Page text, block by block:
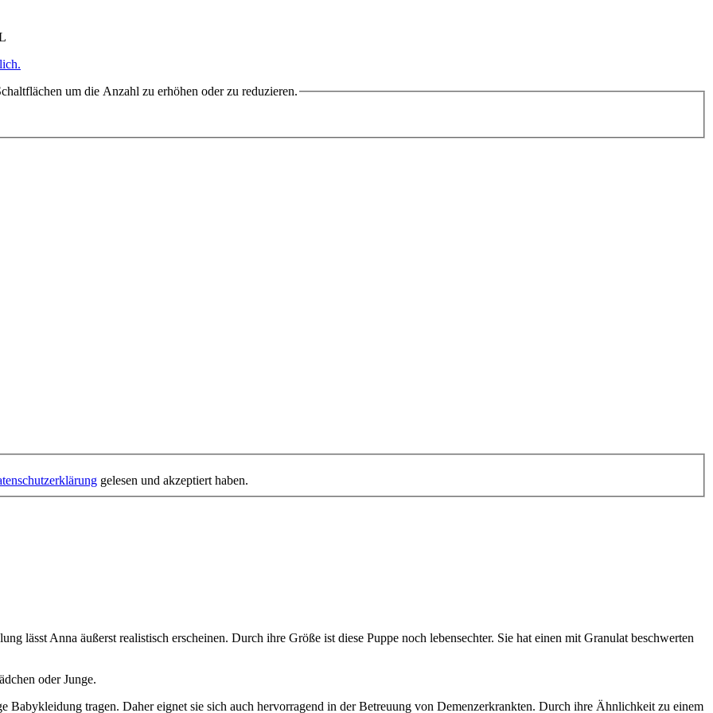
um die Anzahl zu erhöhen oder zu reduzieren.
gelesen und akzeptiert haben.
lässt Anna äußerst realistisch erscheinen. Durch ihre Größe ist diese Puppe noch lebensechter. Sie hat einen mit Granulat beschwerten
oder Junge.
Babykleidung tragen. Daher eignet sie sich auch hervorragend in der Betreuung von Demenzerkrankten. Durch ihre Ähnlichkeit zu einem